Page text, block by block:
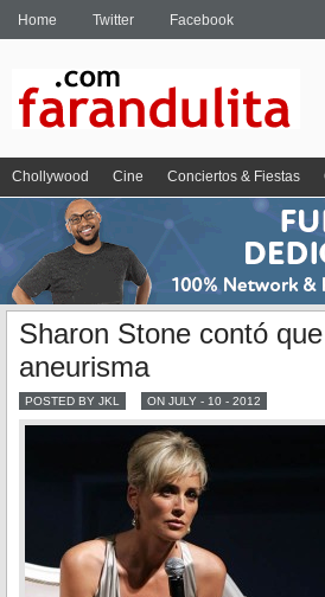
Home Twitter Facebook
Chollywood Cine Conciertos & Fiestas
Sharon Stone contó
aneurisma
POSTED BY JKL ON JULY - 10 - 2012